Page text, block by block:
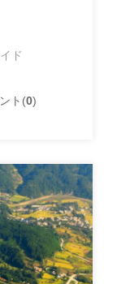
ド
ト(0)